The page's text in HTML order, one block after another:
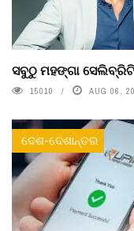
ସବୁଠୁ ମହଙ୍ଗା ସେଲିବ୍ରିଟି
15010 AUG 06,
ଦେଶ-ଦେଶାନ୍ତର